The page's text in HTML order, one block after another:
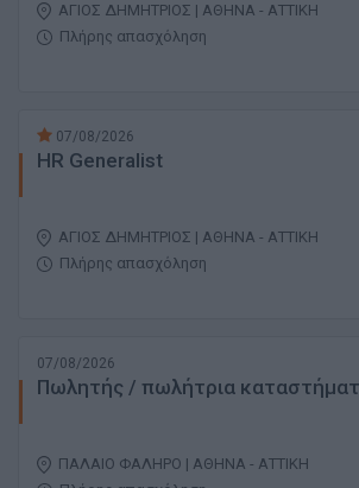
ΑΓΙΟΣ ΔΗΜΗΤΡΙΟΣ | ΑΘΗΝΑ - ΑΤΤΙΚΗ
Πλήρης απασχόληση
07/08/2026
HR Generalist
ΑΓΙΟΣ ΔΗΜΗΤΡΙΟΣ | ΑΘΗΝΑ - ΑΤΤΙΚΗ
Πλήρης απασχόληση
07/08/2026
Πωλητής / πωλήτρια
ΠΑΛΑΙΟ ΦΑΛΗΡΟ | ΑΘΗΝΑ - ΑΤΤΙΚΗ